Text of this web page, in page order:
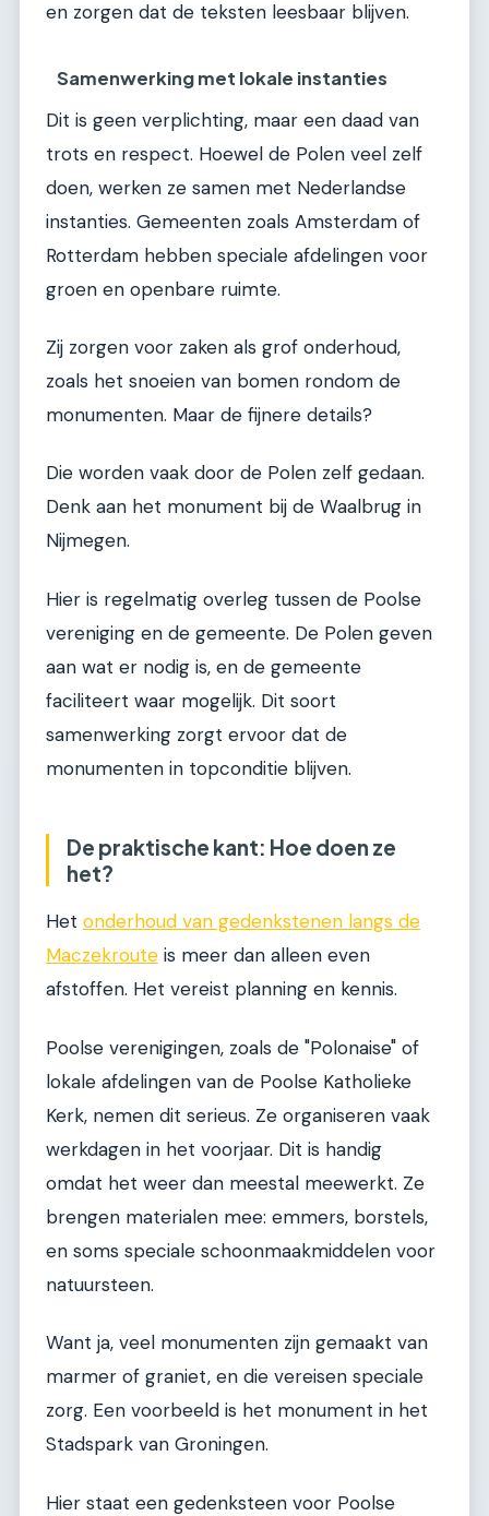
en zorgen dat de teksten leesbaar blijven.
Samenwerking met lokale instanties
Dit is geen verplichting, maar een daad van
trots en respect. Hoewel de Polen veel zelf
doen, werken ze samen met Nederlandse
instanties. Gemeenten zoals Amsterdam of
Rotterdam hebben speciale afdelingen voor
groen en openbare ruimte.
Zij zorgen voor zaken als grof onderhoud,
zoals het snoeien van bomen rondom de
monumenten. Maar de fijnere details?
Die worden vaak door de Polen zelf gedaan.
Denk aan het monument bij de Waalbrug in
Nijmegen.
Hier is regelmatig overleg tussen de Poolse
vereniging en de gemeente. De Polen geven
aan wat er nodig is, en de gemeente
faciliteert waar mogelijk. Dit soort
samenwerking zorgt ervoor dat de
monumenten in topconditie blijven.
De praktische kant: Hoe doen ze
het?
Het onderhoud van gedenkstenen langs de
Maczekroute is meer dan alleen even
afstoffen. Het vereist planning en kennis.
Poolse verenigingen, zoals de "Polonaise" of
lokale afdelingen van de Poolse Katholieke
Kerk, nemen dit serieus. Ze organiseren vaak
werkdagen in het voorjaar. Dit is handig
omdat het weer dan meestal meewerkt. Ze
brengen materialen mee: emmers, borstels,
en soms speciale schoonmaakmiddelen voor
natuursteen.
Want ja, veel monumenten zijn gemaakt van
marmer of graniet, en die vereisen speciale
zorg. Een voorbeeld is het monument in het
Stadspark van Groningen.
Hier staat een gedenksteen voor Poolse